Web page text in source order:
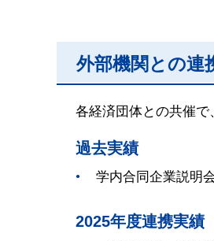
外部機関との連
各経済団体との共催で
過去実績
学内合同企業説明
2025年度連携実績